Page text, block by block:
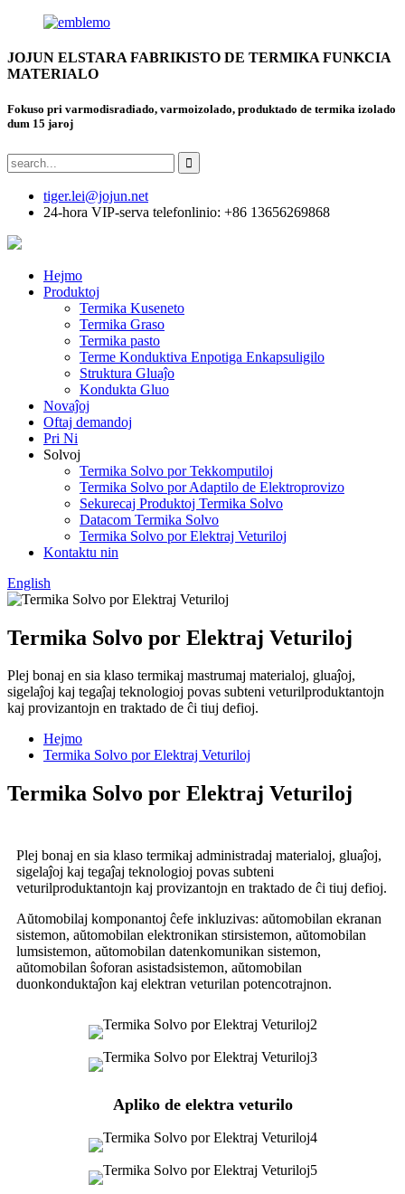
JOJUN ELSTARA FABRIKISTO DE TERMIKA FUNKCIA
MATERIALO
Fokuso pri varmodisradiado, varmoizolado, produktado de termika izolado
dum 15 jaroj
tiger.lei@jojun.net
24-hora VIP-serva telefonlinio: +86 13656269868
Hejmo
Produktoj
Termika Kuseneto
Termika Graso
Termika pasto
Terme Konduktiva Enpotiga Enkapsuligilo
Struktura Gluaĵo
Kondukta Gluo
Novaĵoj
Oftaj demandoj
Pri Ni
Solvoj
Termika Solvo por Tekkomputiloj
Termika Solvo por Adaptilo de Elektroprovizo
Sekurecaj Produktoj Termika Solvo
Datacom Termika Solvo
Termika Solvo por Elektraj Veturiloj
Kontaktu nin
English
Termika Solvo por Elektraj Veturiloj
Plej bonaj en sia klaso termikaj mastrumaj materialoj, gluaĵoj,
sigelaĵoj kaj tegaĵaj teknologioj povas subteni veturilproduktantojn
kaj provizantojn en traktado de ĉi tiuj defioj.
Hejmo
Termika Solvo por Elektraj Veturiloj
Termika Solvo por Elektraj Veturiloj
Plej bonaj en sia klaso termikaj administradaj materialoj, gluaĵoj,
sigelaĵoj kaj tegaĵaj teknologioj povas subteni
veturilproduktantojn kaj provizantojn en traktado de ĉi tiuj defioj.
Aŭtomobilaj komponantoj ĉefe inkluzivas: aŭtomobilan ekranan
sistemon, aŭtomobilan elektronikan stirsistemon, aŭtomobilan
lumsistemon, aŭtomobilan datenkomunikan sistemon,
aŭtomobilan ŝoforan asistadsistemon, aŭtomobilan
duonkonduktaĵon kaj elektran veturilan potencotrajnon.
Apliko de elektra veturilo